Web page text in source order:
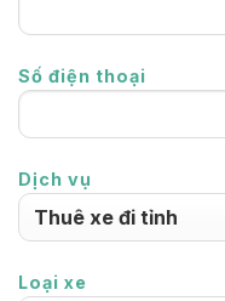
Số điện thoại
Dịch vụ
Loại xe